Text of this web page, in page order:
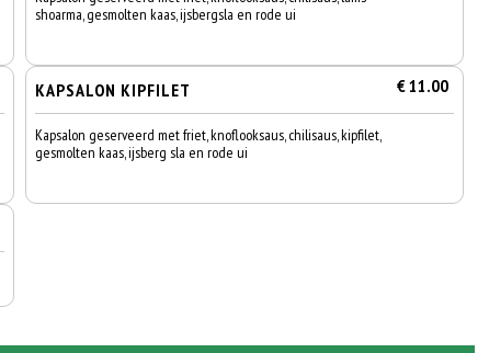
shoarma, gesmolten kaas, ijsbergsla en rode ui
KAPSALON KIPFILET € 11.00
Kapsalon geserveerd met friet, knoflooksaus, chilisaus, kipfilet,
gesmolten kaas, ijsberg sla en rode ui